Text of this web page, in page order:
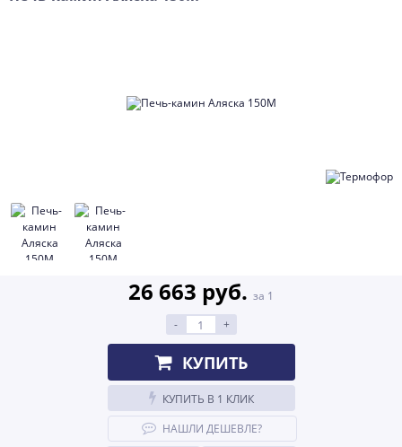
26 663 руб. за 1
-
+
КУПИТЬ
КУПИТЬ В 1 КЛИК
НАШЛИ ДЕШЕВЛЕ?